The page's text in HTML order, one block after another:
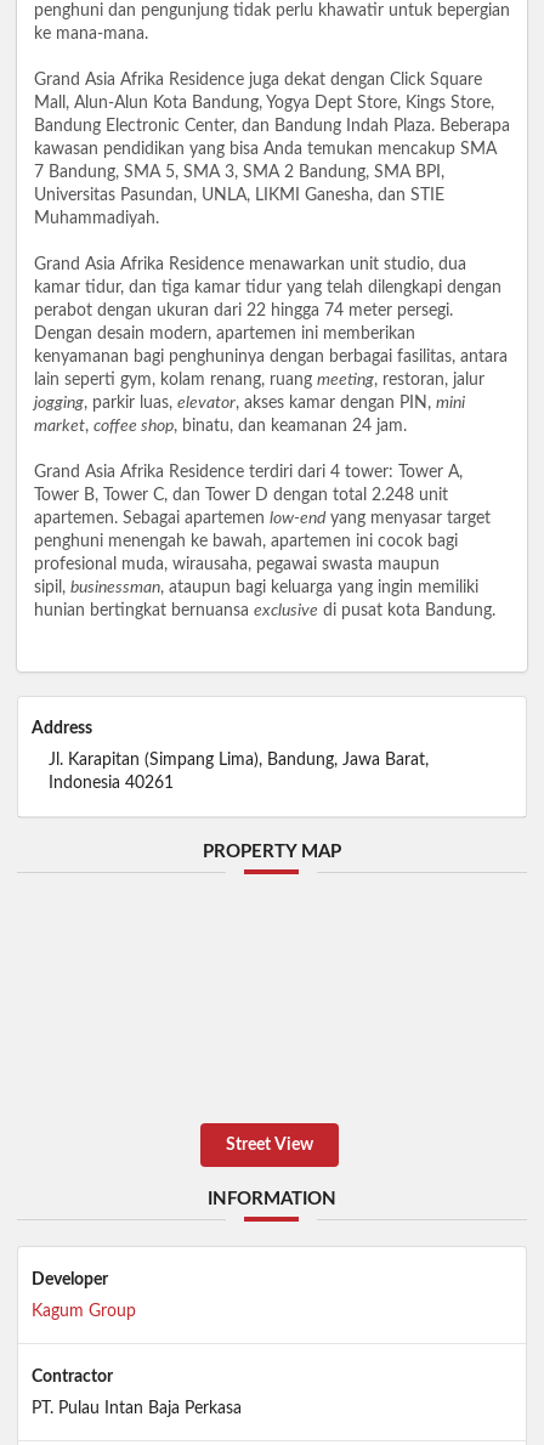
penghuni dan pengunjung tidak perlu khawatir untuk bepergian
ke mana-mana.
Grand Asia Afrika Residence juga dekat dengan Click Square
Mall, Alun-Alun Kota Bandung, Yogya Dept Store, Kings Store,
Bandung Electronic Center, dan Bandung Indah Plaza. Beberapa
kawasan pendidikan yang bisa Anda temukan mencakup SMA
7 Bandung, SMA 5, SMA 3, SMA 2 Bandung, SMA BPI,
Universitas Pasundan, UNLA, LIKMI Ganesha, dan STIE
Muhammadiyah.
Grand Asia Afrika Residence menawarkan unit studio, dua
kamar tidur, dan tiga kamar tidur yang telah dilengkapi dengan
perabot dengan ukuran dari 22 hingga 74 meter persegi.
Dengan desain modern, apartemen ini memberikan
kenyamanan bagi penghuninya dengan berbagai fasilitas, antara
lain seperti gym, kolam renang, ruang meeting, restoran, jalur
jogging, parkir luas, elevator, akses kamar dengan PIN, mini
market, coffee shop, binatu, dan keamanan 24 jam.
Grand Asia Afrika Residence terdiri dari 4 tower: Tower A,
Tower B, Tower C, dan Tower D dengan total 2.248 unit
apartemen. Sebagai apartemen low-endyang menyasar target
penghuni menengah ke bawah, apartemen ini cocok bagi
profesional muda, wirausaha, pegawai swasta maupun
sipil, businessman, ataupun bagi keluarga yang ingin memiliki
hunian bertingkat bernuansa exclusive di pusat kota Bandung.
Address
Jl. Karapitan (Simpang Lima), Bandung, Jawa Barat,
Indonesia 40261
PROPERTY MAP
Street View
INFORMATION
Developer
Kagum Group
Contractor
PT. Pulau Intan Baja Perkasa